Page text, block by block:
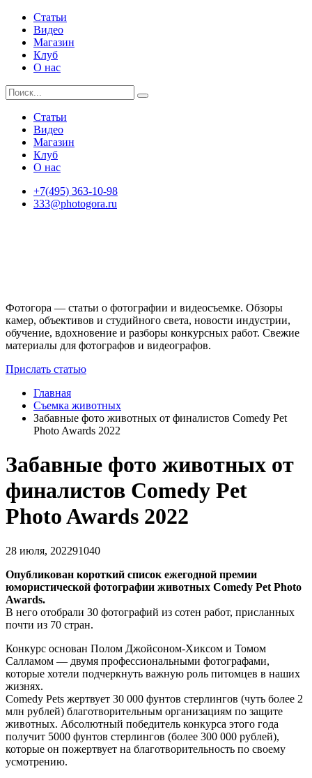
Статьи
Видео
Магазин
Клуб
О нас
Статьи
Видео
Магазин
Клуб
О нас
+7(495) 363-10-98
333@photogora.ru
Фотогора — статьи о фотографии и видеосъемке. Обзоры
камер, объективов и студийного света, новости индустрии,
обучение, вдохновение и разборы конкурсных работ. Свежие
материалы для фотографов и видеографов.
Прислать статью
Главная
Съемка животных
Забавные фото животных от финалистов Comedy Pet
Photo Awards 2022
Забавные фото животных от
финалистов Comedy Pet
Photo Awards 2022
28 июля, 202291040
Опубликован короткий список ежегодной премии
юмористической фотографии животных Comedy Pet Photo
Awards.
В него отобрали 30 фотографий из сотен работ, присланных
почти из 70 стран.
Конкурс основан Полом Джойсоном-Хиксом и Томом
Салламом — двумя профессиональными фотографами,
которые хотели подчеркнуть важную роль питомцев в наших
жизнях.
Comedy Pets жертвует 30 000 фунтов стерлингов (чуть более 2
млн рублей) благотворительным организациям по защите
животных. Абсолютный победитель конкурса этого года
получит 5000 фунтов стерлингов (более 300 000 рублей),
которые он пожертвует на благотворительность по своему
усмотрению.